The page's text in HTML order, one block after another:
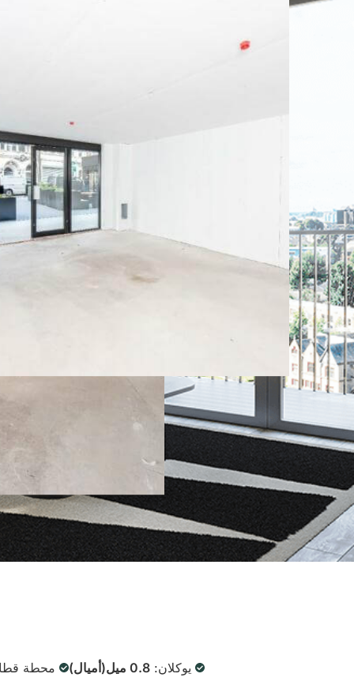
يوكلان:0.8 ميل(أميال) محطة